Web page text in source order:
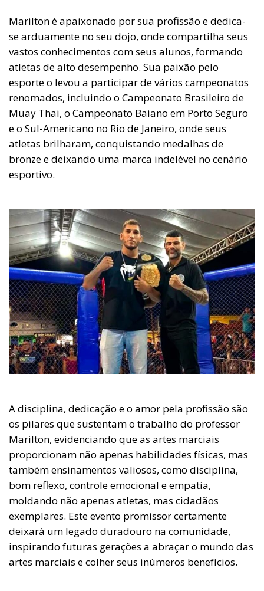
Marilton é apaixonado por sua profissão e dedica-
se arduamente no seu dojo, onde compartilha seus
vastos conhecimentos com seus alunos, formando
atletas de alto desempenho. Sua paixão pelo
esporte o levou a participar de vários campeonatos
renomados, incluindo o Campeonato Brasileiro de
Muay Thai, o Campeonato Baiano em Porto Seguro
e o Sul-Americano no Rio de Janeiro, onde seus
atletas brilharam, conquistando medalhas de
bronze e deixando uma marca indelével no cenário
esportivo.
A disciplina, dedicação e o amor pela profissão são
os pilares que sustentam o trabalho do professor
Marilton, evidenciando que as artes marciais
proporcionam não apenas habilidades físicas, mas
também ensinamentos valiosos, como disciplina,
bom reflexo, controle emocional e empatia,
moldando não apenas atletas, mas cidadãos
exemplares. Este evento promissor certamente
deixará um legado duradouro na comunidade,
inspirando futuras gerações a abraçar o mundo das
artes marciais e colher seus inúmeros benefícios.